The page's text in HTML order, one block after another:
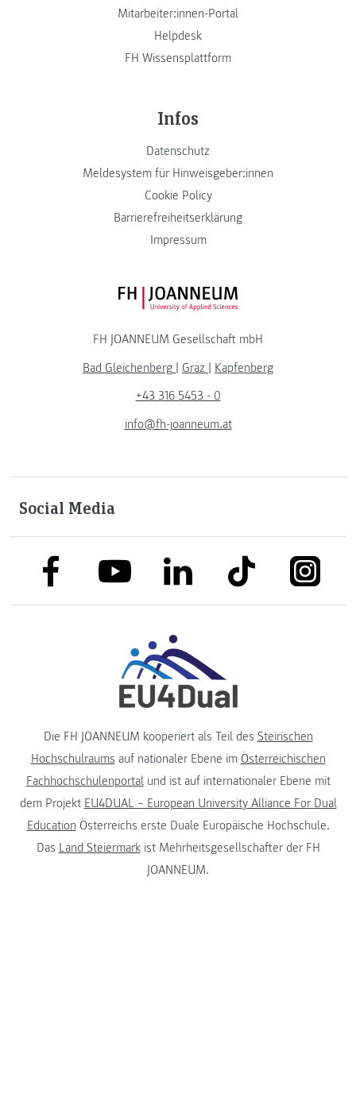
Mitarbeiter:innen-Portal
Helpdesk
FH Wissensplattform
Infos
Datenschutz
Meldesystem für Hinweisgeber:innen
Cookie Policy
Barrierefreiheitserklärung
Impressum
FH JOANNEUM Logo
FH JOANNEUM Gesellschaft mbH
Bad Gleichenberg | Graz | Kapfenberg
+43 316 5453 - 0
info@fh-joanneum.at
Social Media
link to facebooklink to youtubelink to linkedinlink to tiktok link to
Die FH JOANNEUM kooperiert als Teil des Steirischen
Hochschulraums auf nationaler Ebene im Österreichischen
Fachhochschulenportalund ist auf internationaler Ebene mit
dem Projekt EU4DUAL – European University Alliance For Dual
Education Österreichs erste Duale Europäische Hochschule.
Das Land Steiermarkist Mehrheitsgesellschafter der FH
JOANNEUM.